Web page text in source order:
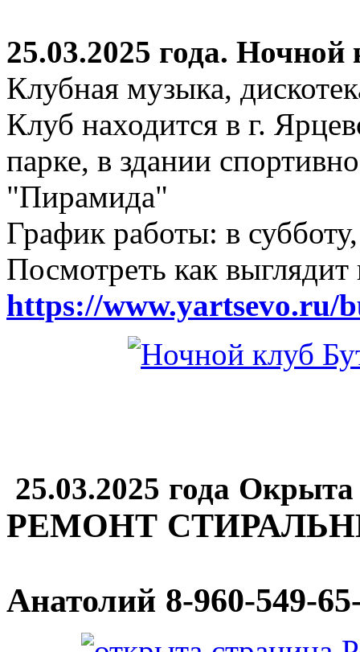
25.03.2025 года.
Клубная музыка,
Клуб находится в г.
парке, в здании
"Пирамида"
График работы: в
Посмотреть как
https://www.yartsevo.ru/
25.03.2025 года
РЕМОНТ
Анатолий 8-960-549-